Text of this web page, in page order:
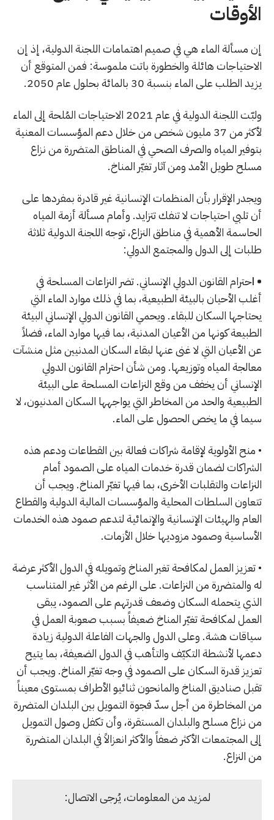
الأوقات
إن مسألة الماء هي في صميم اهتمامات اللجنة الدولية، إذ إن
الاحتياجات هائلة والخطورة باتت ملموسة: فمن المتوقع أن
يزيد الطلب على الماء بنسبة 30 بالمائة بحلول عام 2050.
ولبّت اللجنة الدولية في عام 2021 الاحتياجات المُلحة إلى الماء
لأكثر من 37 مليون شخص من خلال دعم المؤسسات المعنية
بتوفير المياه والصرف الصحي في المناطق المتضررة من نزاع
مسلح طويل الأمد ومن آثار تغيّر المناخ.
ويجدر الإقرار بأن المنظمات الإنسانية غير قادرة بمفردها على
أن تلبي احتياجات لا تنفك تتزايد. وأمام مسألة أزمة المياه
الحاسمة الأهمية في مناطق النزاع، توجه اللجنة الدولية ثلاثة
طلبات إلى الدول والمجتمع الدولي:
• احترام القانون الدولي الإنساني. تضر النزاعات المسلحة في
أغلب الأحيان بالبيئة الطبيعية، بما في ذلك موارد الماء التي
يحتاجها السكان للبقاء. ويحمي القانون الدولي الإنساني البيئة
الطبيعة كونها من الأعيان المدنية، بما فيها موارد الماء، فضلاً
عن الأعيان التي لا غنى عنها لبقاء السكان المدنيين مثل منشآت
معالجة المياه وتوزيعها. ومن شأن احترام القانون الدولي
الإنساني أن يخفف من وقع النزاعات المسلحة على البيئة
الطبيعية والحد من المخاطر التي يواجهها السكان المدنيون، لا
سيما في ما يخص الحصول على الماء.
• منح الأولوية لإقامة شراكات فعالة بين القطاعات ودعم هذه
الشراكات لضمان قدرة خدمات المياه على الصمود أمام
النزاعات والتقلبات الأخرى، بما فيها تغيّر المناخ. ويجب أن
تتعاون السلطات المحلية والمؤسسات المالية الدولية والقطاع
العام والهيئات الإنسانية والإنمائية لتدعم صمود هذه الخدمات
الأساسية وصمود مزوديها خلال الأزمات.
• تعزيز العمل لمكافحة تغير المناخ وتمويله في الدول الأكثر عرضة
له والمتضررة من النزاعات. على الرغم من الأثر غير المتناسب
الذي يتحمله السكان وضعف قدرتهم على الصمود، يبقى
العمل لمكافحة تغيّر المناخ ضعيفاً بسبب صعوبة العمل في
سياقات هشة. وعلى الدول والجهات الفاعلة الدولية زيادة
دعمها لأنشطة التكيّف والتأهب في الدول الضعيفة، بما يتيح
تعزيز قدرة السكان على الصمود في وجه تغيّر المناخ. ويجب أن
تقبل صناديق المناخ والمانحون ثنائيو الأطراف بمستوى معيناً
من المخاطرة من أجل سدّ فجوة التمويل بين البلدان المتضررة
من نزاع مسلح والبلدان المستقرة، وأن تكفل وصول التمويل
إلى المجتمعات الأكثر ضعفاً والأكثر انعزالاً في البلدان المتضررة
من النزاع.
لمزيد من المعلومات، يُرجى الاتصال: